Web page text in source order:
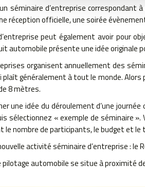
séminaire d’entreprise
réception officielle, une soirée
peut également avoir pour
automobile présente une idée
organisent annuellement des
généralement à tout le monde. Alors
8 mètres.
une idée du déroulement d’une
sélectionnez « exemple de séminaire
le nombre de participants, le budget et
activité séminaire d’entreprise : le
automobile se situe à proximité